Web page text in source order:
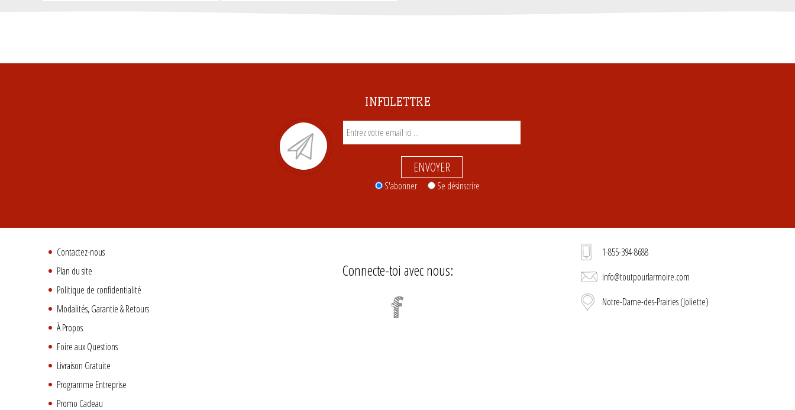
INFOLETTRE
ENVOYER
S'abonner Se désinscrire
Contactez-nous
Plan du site
Politique de confidentialité
Modalités, Garantie & Retours
À Propos
Foire aux Questions
Livraison Gratuite
Programme Entreprise
Promo Cadeau
Connecte-toi avec nous:
1-855-394-8688
info@toutpourlarmoire.com
Notre-Dame-des-Prairies (Joliette)